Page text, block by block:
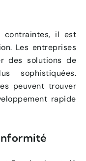
contraintes, il est
Les entreprises
des solutions de
sophistiquées.
peuvent trouver
rapide